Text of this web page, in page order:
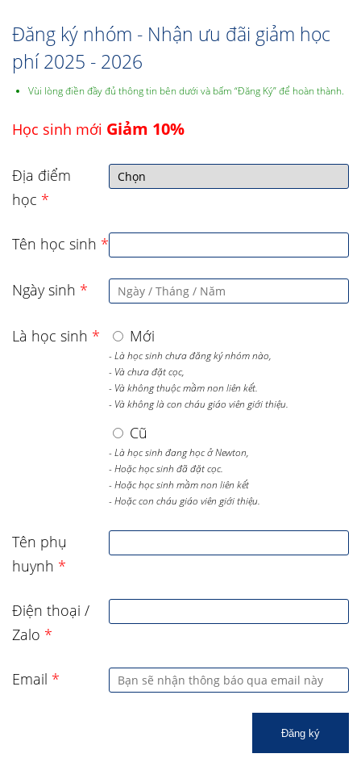
Đăng ký nhóm - Nhận ưu đãi giảm học
phí 2025 - 2026
Vùi lòng điền đầy đủ thông tin bên dưới và bấm “Đăng Ký” để hoàn thành.
Học sinh mới Giảm 10%
Địa điểm
học *
Tên học sinh *
Ngày sinh *
Là học sinh * Mới
- Là học sinh chưa đăng ký nhóm nào,
- Và chưa đặt cọc,
- Và không thuộc mầm non liên kết.
- Và không là con cháu giáo viên giới thiệu.
Cũ
- Là học sinh đang học ở Newton,
- Hoặc học sinh đã đặt cọc.
- Hoặc học sinh mầm non liên kết
- Hoặc con cháu giáo viên giới thiệu.
Tên phụ
huynh *
Điện thoại /
Zalo *
Email *
Đăng ký